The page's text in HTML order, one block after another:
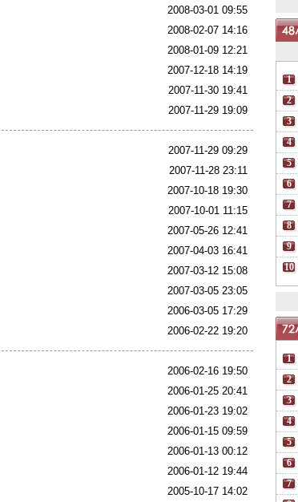
2008-03-01 09:55
2008-02-07 14:16
2008-01-09 12:21
2007-12-18 14:19
2007-11-30 19:41
2007-11-29 19:09
2007-11-29 09:29
2007-11-28 23:11
2007-10-18 19:30
2007-10-01 11:15
2007-05-26 12:41
2007-04-03 16:41
2007-03-12 15:08
2007-03-05 23:05
2006-03-05 17:29
2006-02-22 19:20
2006-02-16 19:50
2006-01-25 20:41
2006-01-23 19:02
2006-01-15 09:59
2006-01-13 00:12
2006-01-12 19:44
2005-10-17 14:02